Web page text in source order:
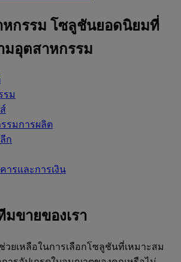
กรรม โซลูชันยอดนิยมที่
มอุตสาหกรรม
รม
รมการผลิต
ก
ารและการเงิน
ขายของเรา
วยเหลือในการเลือกโซลูชันที่เหมาะสม